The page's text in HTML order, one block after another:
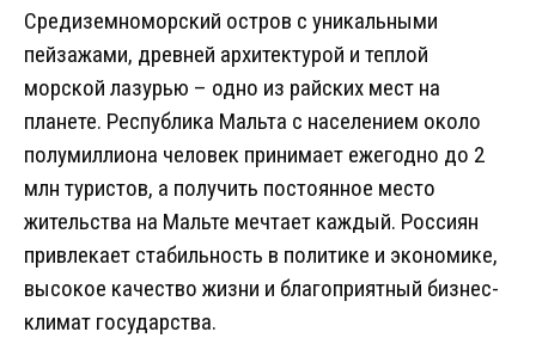
Средиземноморский остров с уникальными
пейзажами, древней архитектурой и теплой
морской лазурью – одно из райских мест на
планете. Республика Мальта с населением около
полумиллиона человек принимает ежегодно до 2
млн туристов, а получить постоянное место
жительства на Мальте мечтает каждый. Россиян
привлекает стабильность в политике и экономике,
высокое качество жизни и благоприятный бизнес-
климат государства.